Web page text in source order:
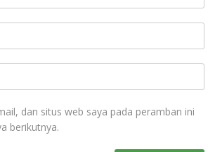
dan situs web saya pada peramban ini
berikutnya.